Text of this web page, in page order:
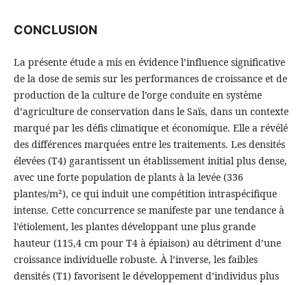
CONCLUSION
La présente étude a mis en évidence l’influence significative
de la dose de semis sur les performances de croissance et de
production de la culture de l’orge conduite en système
d’agriculture de conservation dans le Saïs, dans un contexte
marqué par les défis climatique et économique. Elle a révélé
des différences marquées entre les traitements. Les densités
élevées (T4) garantissent un établissement initial plus dense,
avec une forte population de plants à la levée (336
plantes/m²), ce qui induit une compétition intraspécifique
intense. Cette concurrence se manifeste par une tendance à
l’étiolement, les plantes développant une plus grande
hauteur (115,4 cm pour T4 à épiaison) au détriment d’une
croissance individuelle robuste. À l’inverse, les faibles
densités (T1) favorisent le développement d’individus plus